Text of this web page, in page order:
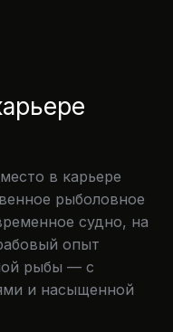
в карьере
рыболовное
судно, на
опыт
рыбы — с
и насыщенной